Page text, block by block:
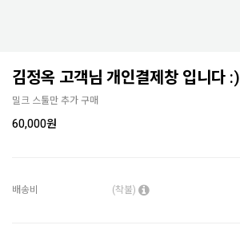
김정옥 고객님 개인결제창 입니다 :)
밀크 스툴만 추가 구매
60,000원
배송비 (착불)